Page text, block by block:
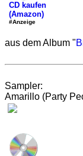
CD kaufen
(Amazon)
#Anzeige
aus dem Album "
Sampler:
Amarillo (Party